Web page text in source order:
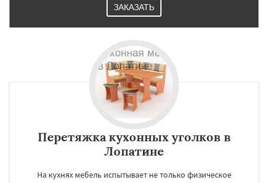
ЗАКАЗАТЬ
Перетяжка кухонных уголков в
Лопатине
На кухнях мебель испытывает не только физическое